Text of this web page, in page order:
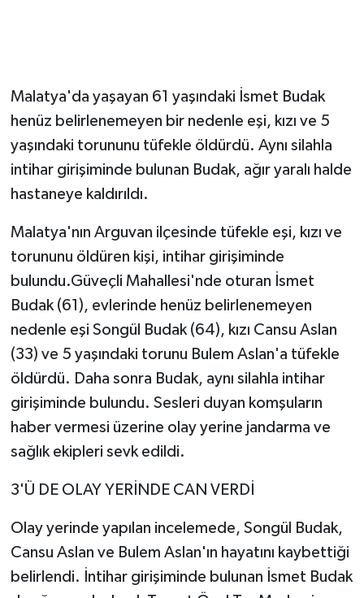
Malatya'da yaşayan 61 yaşındaki İsmet Budak
henüz belirlenemeyen bir nedenle eşi, kızı ve 5
yaşındaki torununu tüfekle öldürdü. Aynı silahla
intihar girişiminde bulunan Budak, ağır yaralı halde
hastaneye kaldırıldı.
Malatya'nın Arguvan ilçesinde tüfekle eşi, kızı ve
torununu öldüren kişi, intihar girişiminde
bulundu.Güveçli Mahallesi'nde oturan İsmet
Budak (61), evlerinde henüz belirlenemeyen
nedenle eşi Songül Budak (64), kızı Cansu Aslan
(33) ve 5 yaşındaki torunu Bulem Aslan'a tüfekle
öldürdü. Daha sonra Budak, aynı silahla intihar
girişiminde bulundu. Sesleri duyan komşuların
haber vermesi üzerine olay yerine jandarma ve
sağlık ekipleri sevk edildi.
3'Ü DE OLAY YERİNDE CAN VERDİ
Olay yerinde yapılan incelemede, Songül Budak,
Cansu Aslan ve Bulem Aslan'ın hayatını kaybettiği
belirlendi. İntihar girişiminde bulunan İsmet Budak